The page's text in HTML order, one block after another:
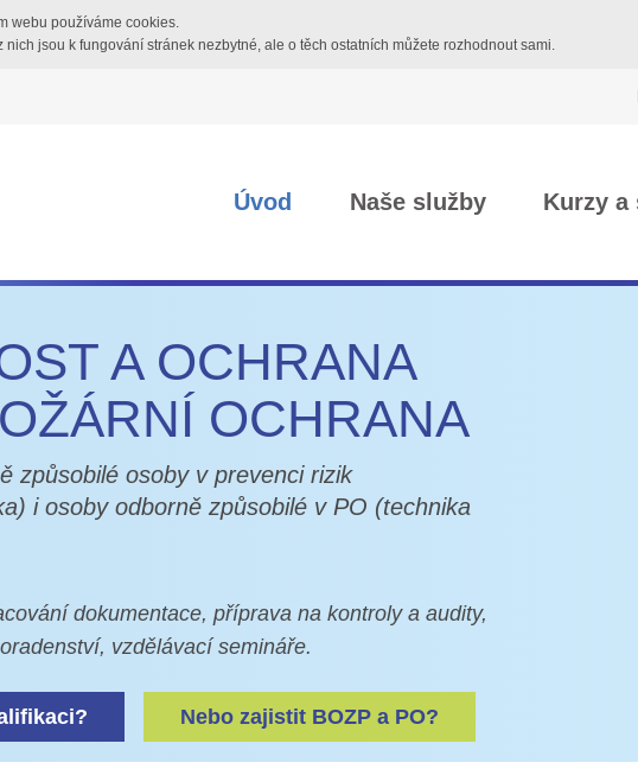
webu používáme cookies.
nich jsou k fungování stránek nezbytné, ale o těch ostatních můžete rozhodnout sami.
Úvod Naše služby Kurzy a
A OCHRANA
OCHRANA
způsobilé osoby v prevenci rizik
i osoby odborně způsobilé v PO (technika
dokumentace, příprava na kontroly a audity,
vzdělávací semináře.
Nebo zajistit BOZP a PO?